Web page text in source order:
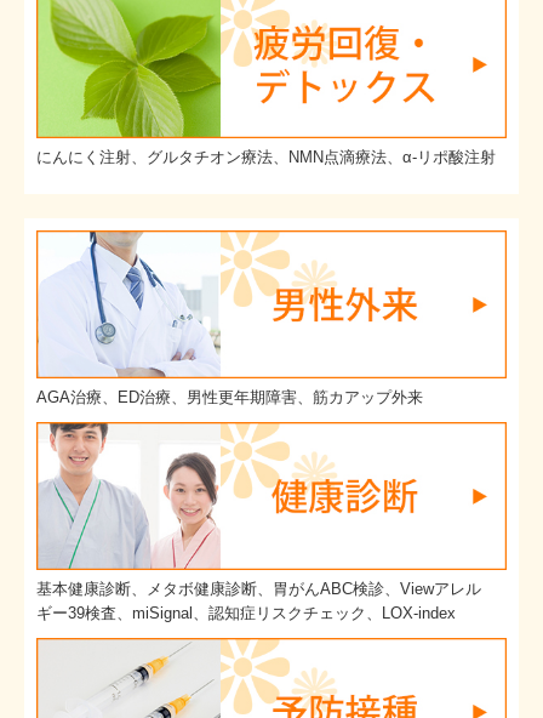
にんにく注射、グルタチオン療法、NMN点滴療法、α-リポ酸注射
AGA治療、ED治療、男性更年期障害、筋カアップ外来
基本健康診断、メタボ健康診断、胃がんABC検診、Viewアレル
ギー39検査、miSignal、認知症リスクチェック、LOX-index